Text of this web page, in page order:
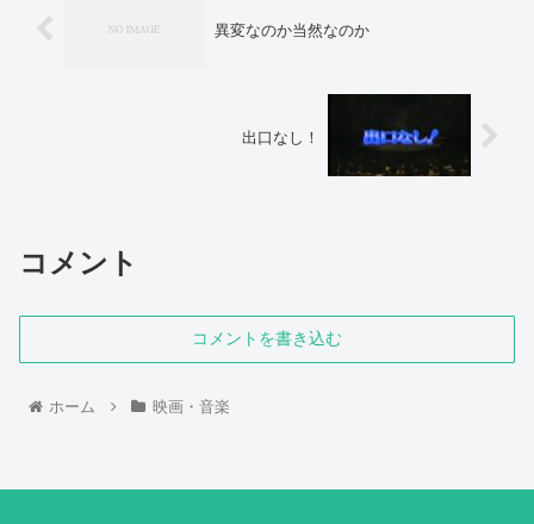
異変なのか当然なのか
出口なし！
コメント
コメントを書き込む
ホーム 映画・音楽